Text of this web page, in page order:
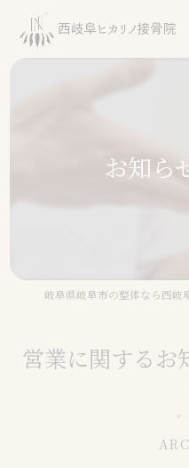
お知ら
岐阜県岐阜市の整体なら西岐
営業に関するお